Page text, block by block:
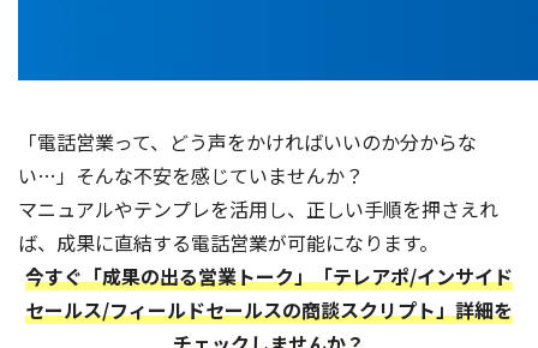
「電話営業って、どう声をかければいいのか分からな
い…」そんな不安を感じていませんか？
マニュアルやテンプレを活用し、正しい手順を押さえれ
ば、成果に直結する電話営業が可能になります。
今すぐ「成果の出る営業トーク」「テレアポ/インサイド
セールス/フィールドセールスの商談スクリプト」詳細を